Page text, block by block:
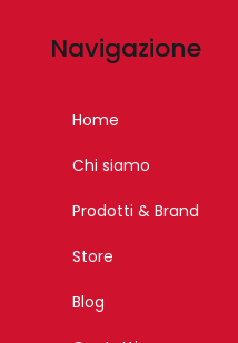
Navigazione
Home
Chi siamo
Prodotti & Brand
Store
Blog